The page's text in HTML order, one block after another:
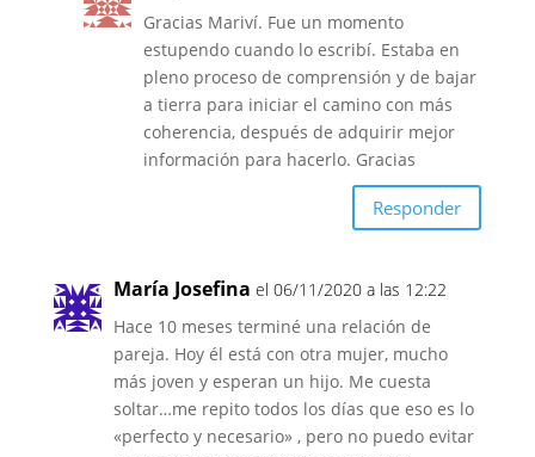
Gracias Mariví. Fue un momento
estupendo cuando lo escribí. Estaba en
pleno proceso de comprensión y de bajar
a tierra para iniciar el camino con más
coherencia, después de adquirir mejor
información para hacerlo. Gracias
Responder
María Josefina el 06/11/2020 a las 12:22
Hace 10 meses terminé una relación de
pareja. Hoy él está con otra mujer, mucho
más joven y esperan un hijo. Me cuesta
soltar…me repito todos los días que eso es lo
«perfecto y necesario» , pero no puedo evitar